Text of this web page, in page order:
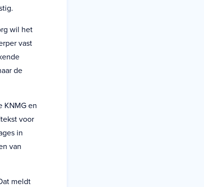
wil het
vast
de
KNMG en
voor
in
van
meldt